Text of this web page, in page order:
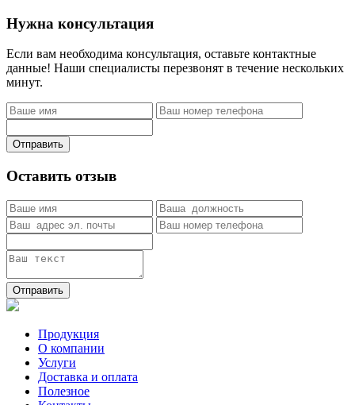
Нужна консультация
Если вам необходима консультация, оставьте контактные
данные! Наши специалисты перезвонят в течение нескольких
минут.
Отправить
Оставить отзыв
Отправить
Продукция
О компании
Услуги
Доставка и оплата
Полезное